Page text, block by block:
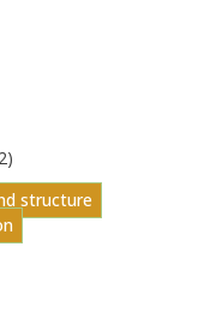
structure